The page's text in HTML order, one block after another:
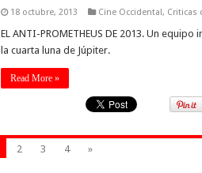
18 octubre, 2013 Cine Occidental , Criticas
EL ANTI-PROMETHEUS DE 2013. Un
la cuarta luna de Júpiter.
Read More »
2 3 4 »